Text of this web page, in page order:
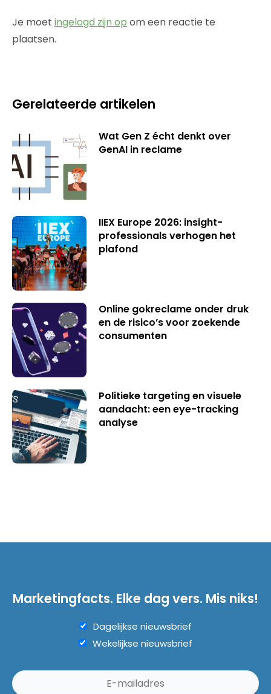
Je moet ingelogd zijn op om een reactie te
plaatsen.
Gerelateerde artikelen
Wat Gen Z écht denkt over
GenAI in reclame
IIEX Europe 2026: insight-
professionals verhogen het
plafond
Online gokreclame onder druk
en de risico’s voor zoekende
consumenten
Politieke targeting en visuele
aandacht: een eye-tracking
analyse
Marketingfacts. Elke dag vers. Mis niks!
Dagelijkse nieuwsbrief
Wekelijkse nieuwsbrief